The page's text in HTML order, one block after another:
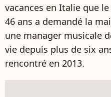
vacances en Italie que
46 ans a demandé la
une manager musicale
vie depuis plus de six
rencontré en 2013.